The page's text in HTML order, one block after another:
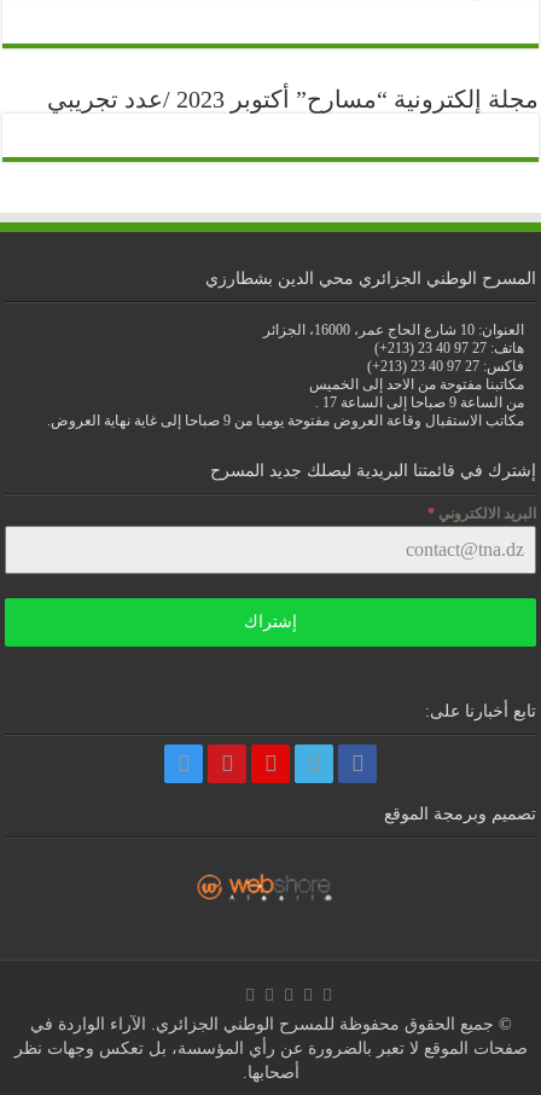
مجلة إلكترونية “مسارح” أكتوبر 2023 /عدد تجريبي
المسرح الوطني الجزائري محي الدين بشطارزي
العنوان: 10 شارع الحاج عمر، 16000، الجزائر
هاتف: 27 97 40 23 (213+)
فاكس: 27 97 40 23 (213+)
مكاتبنا مفتوحة من الاحد إلى الخميس
من الساعة 9 صباحا إلى الساعة 17 .
مكاتب الاستقبال وقاعة العروض مفتوحة يوميا من 9 صباحا إلى غاية نهاية العروض.
إشترك في قائمتنا البريدية ليصلك جديد المسرح
البريد الالكتروني*
إشتراك
تابع أخبارنا على:
تصميم وبرمجة الموقع
© جميع الحقوق محفوظة للمسرح الوطني الجزائري. الآراء الواردة في
صفحات الموقع لا تعبر بالضرورة عن رأي المؤسسة، بل تعكس وجهات نظر
أصحابها.